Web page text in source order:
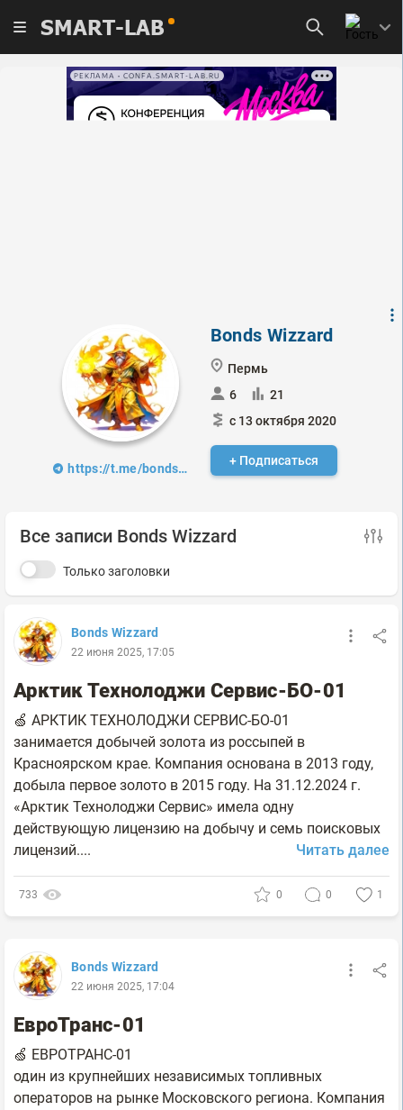
SMART-LAB
РЕКЛАМА • CONFA.SMART-LAB.RU
https://t.me/bonds_wizzard
Bonds Wizzard
Пермь
6
21
с 13 октября 2020
+ Подписаться
Все записи Bonds Wizzard
Только заголовки
Bonds Wizzard
22 июня 2025, 17:05
Арктик Технолоджи Сервис-БО-01
🍏 АРКТИК ТЕХНОЛОДЖИ СЕРВИС-БО-01
занимается добычей золота из россыпей в
Красноярском крае. Компания основана в 2013 году,
добыла первое золото в 2015 году. На 31.12.2024 г.
«Арктик Технолоджи Сервис» имела одну
действующую лицензию на добычу и семь поисковых
лицензий....
Читать далее
733 0 0 1
Bonds Wizzard
22 июня 2025, 17:04
ЕвроТранс-01
🍏 ЕВРОТРАНС-01
один из крупнейших независимых топливных
операторов на рынке Московского региона. Компания